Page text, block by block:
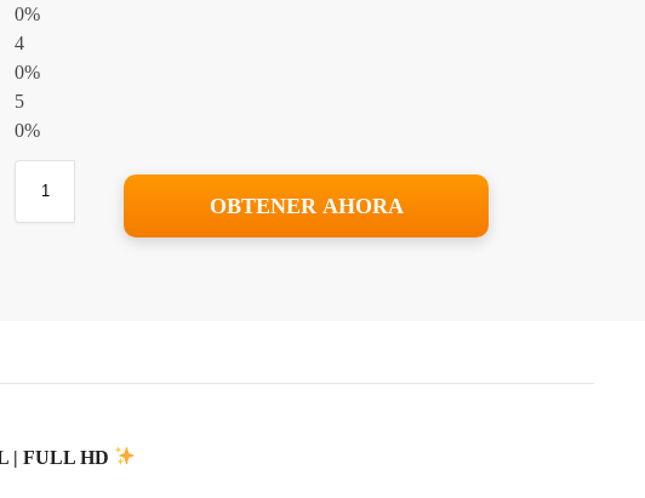
0%
4
0%
5
0%
OBTENER AHORA
| FULL HD